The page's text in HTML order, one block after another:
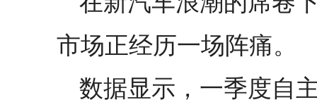
市场正经历一场阵痛。
数据显示，一季度自